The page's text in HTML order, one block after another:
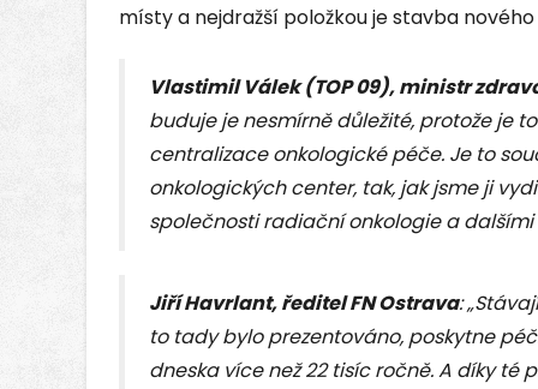
místy a nejdražší položkou je stavba
Vlastimil Válek (TOP 09), ministr
buduje je nesmírně důležité, protože je
centralizace onkologické péče. Je to
onkologických center, tak, jak jsme ji
společnosti radiační onkologie a
Jiří Havrlant, ředitel FN Ostrava:
to tady bylo prezentováno, poskytne
dneska více než 22 tisíc ročně. A díky